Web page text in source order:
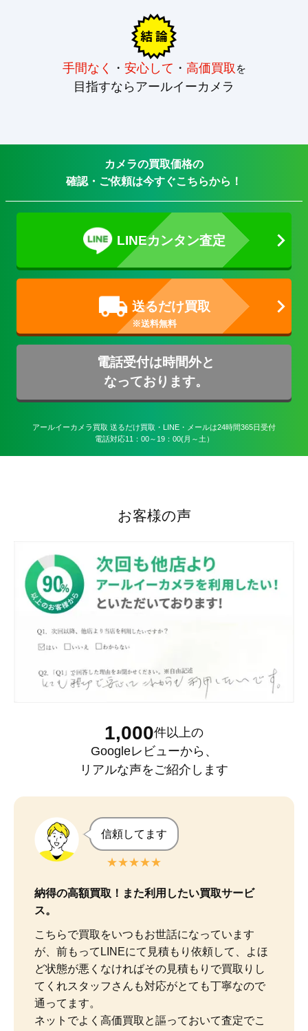
手間なく ・ 安心して ・ 高価買取 を
目指すならアールイーカメラ
カメラの買取価格の
確認・ご依頼は今すぐこちらから！
LINEカンタン査定
送るだけ買取
電話受付は時間外と
なっております。
アールイーカメラ買取 送るだけ買取・LINE・メールは24時間365日受付
電話対応11：00～19：00(月～土）
お客様の声
1,000件以上の
Googleレビューから、
リアルな声をご紹介します
信頼してます
★★★★★
納得の高額買取！また利用したい買取サービ
ス。
こちらで買取をいつもお世話になっています
が、前もってLINEにて見積もり依頼して、よほ
ど状態が悪くなければその見積もりで買取りし
てくれスタッフさんも対応がとても丁寧なので
通ってます。
ネットでよく高価買取と謳っておいて査定でこ